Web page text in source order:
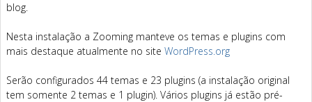
blog.
Nesta instalação a Zooming manteve os temas e plugins com
mais destaque atualmente no site WordPress.org
Serão configurados 44 temas e 23 plugins (a instalação original
tem somente 2 temas e 1 plugin). Vários plugins já estão pré-